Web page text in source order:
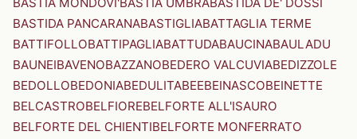
BASTIDA PANCARANABASTIGLIABATTAGLIA TERME
BATTIFOLLOBATTIPAGLIABATTUDABAUCINABAULADU
BAUNEIBAVENOBAZZANOBEDERO VALCUVIABEDIZZOLE
BEDOLLOBEDONIABEDULITABEEBEINASCOBEINETTE
BELCASTROBELFIOREBELFORTE ALL'ISAURO
BELFORTE DEL CHIENTIBELFORTE MONFERRATO